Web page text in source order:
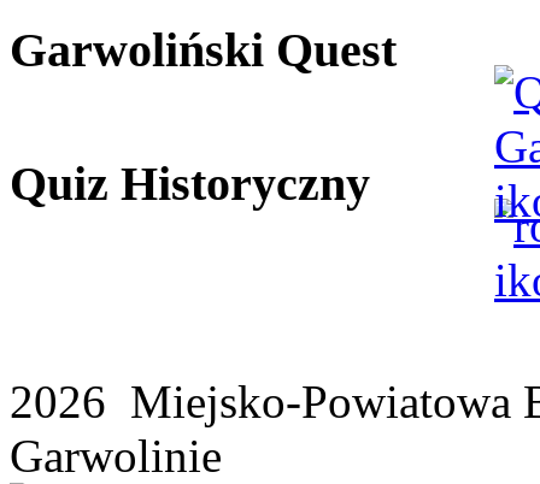
Garwoliński Quest
Quiz Historyczny
2026 Miejsko-Powiatowa
Garwolinie